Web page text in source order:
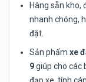
Hàng sẵn kho,
nhanh chóng,
đặt.
Sản phẩmxe
9giúp cho các